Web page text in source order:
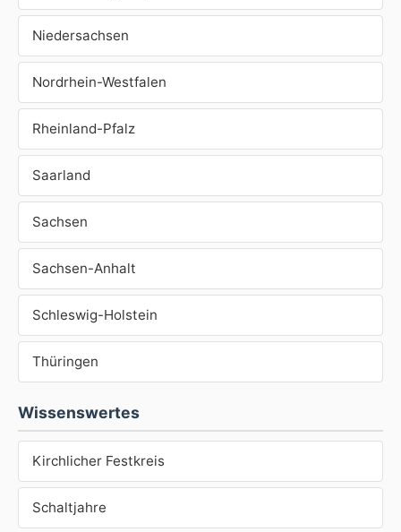
Niedersachsen
Nordrhein-Westfalen
Rheinland-Pfalz
Saarland
Sachsen
Sachsen-Anhalt
Schleswig-Holstein
Thüringen
Wissenswertes
Kirchlicher Festkreis
Schaltjahre